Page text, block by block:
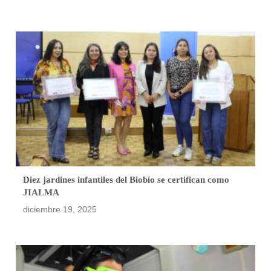
Diez jardines infantiles del Biobío se certifican como
JIALMA
diciembre 19, 2025